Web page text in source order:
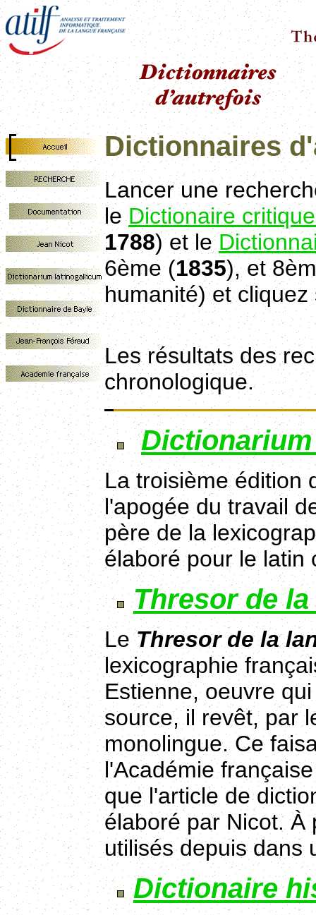
Dictionnaires
Lancer une
leDictionaire
1788) et le
6ème (1835), et
humanité) et
Les résultats des
chronologique.
La troisième édition
l'apogée du travail
père de la
élaboré pour le latin
Thresor de
LeThresor de la
lexicographie
Estienne, oeuvre
source, il revêt, par
monolingue. Ce
l'Académie
que l'article de
élaboré par Nicot. À
utilisés depuis dans
Dictionaire